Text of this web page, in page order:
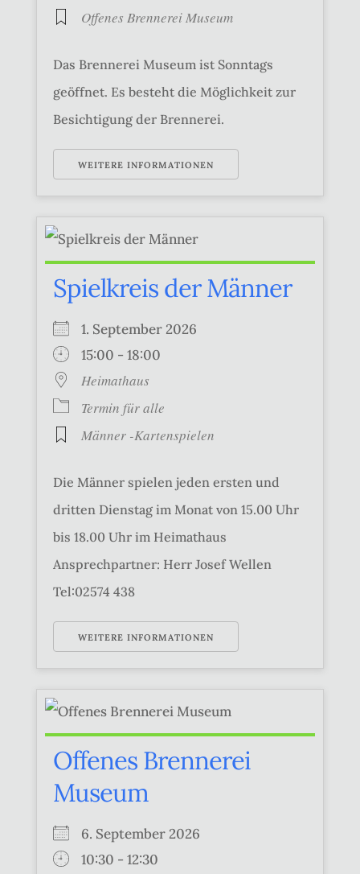
Offenes Brennerei Museum
Das Brennerei Museum ist Sonntags
geöffnet. Es besteht die Möglichkeit zur
Besichtigung der Brennerei.
WEITERE INFORMATIONEN
Spielkreis der Männer
1. September 2026
15:00 - 18:00
Heimathaus
Termin für alle
Männer -Kartenspielen
Die Männer spielen jeden ersten und
dritten Dienstag im Monat von 15.00 Uhr
bis 18.00 Uhr im Heimathaus
Ansprechpartner: Herr Josef Wellen
Tel:02574 438
WEITERE INFORMATIONEN
Offenes Brennerei
Museum
6. September 2026
10:30 - 12:30